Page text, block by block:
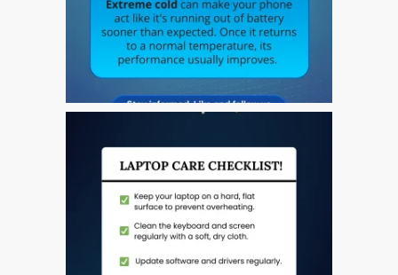
Fair-Priced Diagnostic
Charges
fr (Français)
Réparation d’Apple Mac ici
Chargeurs pour Apple
MacBook à Dundee –
Alimentations
Contactez-nous
Irréductibles fans d’Apple